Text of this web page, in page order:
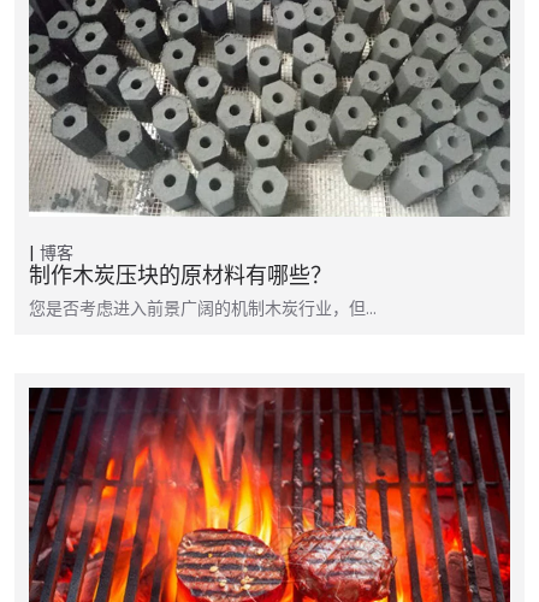
博客
制作木炭压块的原材料有哪些？
您是否考虑进入前景广阔的机制木炭行业，但…